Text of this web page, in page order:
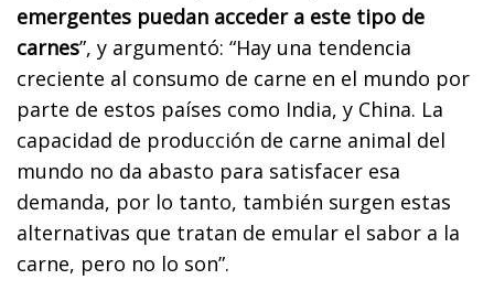
emergentes puedan acceder a este tipo de
carnes”, y argumentó: “Hay una tendencia
creciente al consumo de carne en el mundo por
parte de estos países como India, y China. La
capacidad de producción de carne animal del
mundo no da abasto para satisfacer esa
demanda, por lo tanto, también surgen estas
alternativas que tratan de emular el sabor a la
carne, pero no lo son”.